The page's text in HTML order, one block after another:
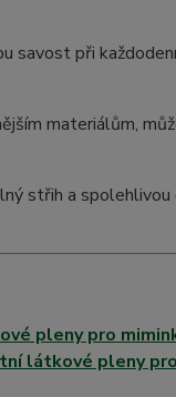
savost při
materiálům,
střih a
pleny pro
látkové pleny